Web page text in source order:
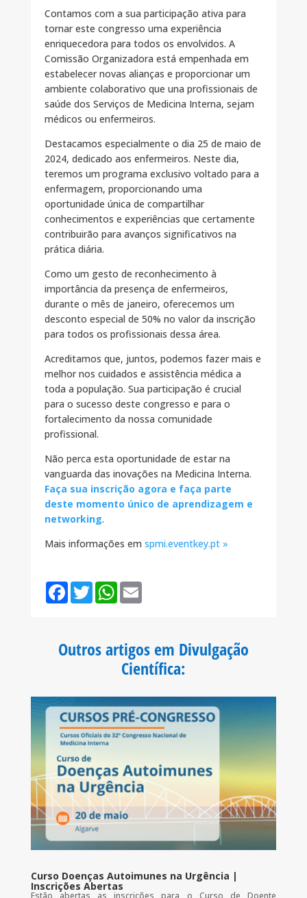
Contamos com a sua participação ativa para
tornar este congresso uma experiência
enriquecedora para todos os envolvidos. A
Comissão Organizadora está empenhada em
estabelecer novas alianças e proporcionar um
ambiente colaborativo que una profissionais de
saúde dos Serviços de Medicina Interna, sejam
médicos ou enfermeiros.
Destacamos especialmente o dia 25 de maio de
2024, dedicado aos enfermeiros. Neste dia,
teremos um programa exclusivo voltado para a
enfermagem, proporcionando uma
oportunidade única de compartilhar
conhecimentos e experiências que certamente
contribuirão para avanços significativos na
prática diária.
Como um gesto de reconhecimento à
importância da presença de enfermeiros,
durante o mês de janeiro, oferecemos um
desconto especial de 50% no valor da inscrição
para todos os profissionais dessa área.
Acreditamos que, juntos, podemos fazer mais e
melhor nos cuidados e assistência médica a
toda a população. Sua participação é crucial
para o sucesso deste congresso e para o
fortalecimento da nossa comunidade
profissional.
Não perca esta oportunidade de estar na
vanguarda das inovações na Medicina Interna.
Faça sua inscrição agora e faça parte
deste momento único de aprendizagem e
networking.
Mais informações em spmi.eventkey.pt »
F
o
T
w
r
W
A
p
p
E
Outros artigos em Divulgação
Científica:
Curso Doenças Autoimunes na Urgência |
Inscrições Abertas